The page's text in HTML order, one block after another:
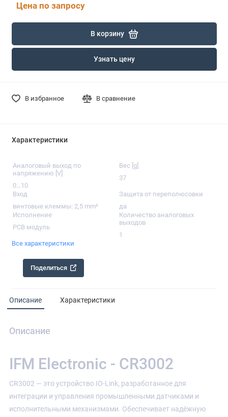
Цена по запросу
В корзину
Узнать цену
В избранное В сравнение
Характеристики
Аналоговый выход по
напряжению [V]
0…10
Вес [g]
37
Вход
винтовые клеммы: 2,5 mm²
Защита от переполюсовки
да
Исполнение
PCB модуль
Количество аналоговых
выходов
1
Все характеристики
Поделиться
Описание Характеристики
Описание
IFM Electronic - CR3002
CR3002 — это устройство IO-Link, разработанное для
интеграции и управления промышленными датчиками и
исполнительными механизмами. Обеспечивает надёжную